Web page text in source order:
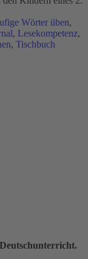
Wörter üben,
, Lesekompetenz,
, Tischbuch